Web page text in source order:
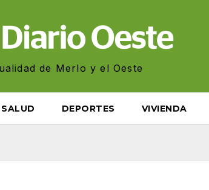
de Merlo y el Oeste
SALUD DEPORTES VIVIENDA